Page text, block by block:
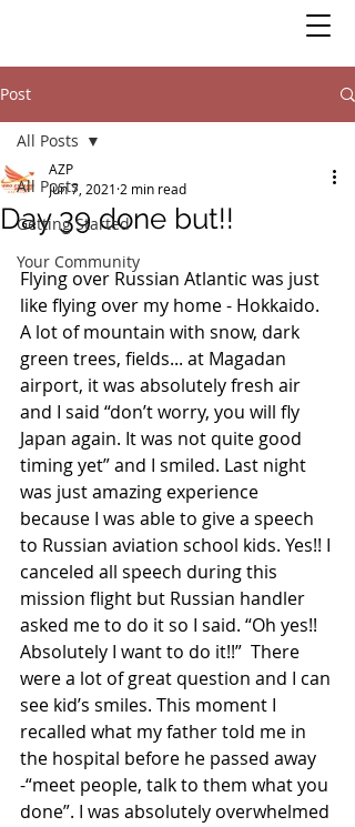
Post
All Posts
Getting Started
Your Community
All Posts
Day 39 done but!!
AZP
Jun 7, 2021 2 min read
Flying over Russian Atlantic was just
like flying over my home - Hokkaido.
A lot of mountain with snow, dark
green trees, fields... at Magadan
airport, it was absolutely fresh air
and I said “don’t worry, you will fly
Japan again. It was not quite good
timing yet” and I smiled. Last night
was just amazing experience
because I was able to give a speech
to Russian aviation school kids. Yes!! I
canceled all speech during this
mission flight but Russian handler
asked me to do it so I said. “Oh yes!!
Absolutely I want to do it!!”  There
were a lot of great question and I can
see kid’s smiles. This moment I
recalled what my father told me in
the hospital before he passed away
-“meet people, talk to them what you
done”. I was absolutely overwhelmed